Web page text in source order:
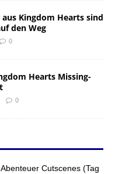
Kingdom Hearts sind
den Weg
0
Hearts Missing-
0
Cutscenes (Tag